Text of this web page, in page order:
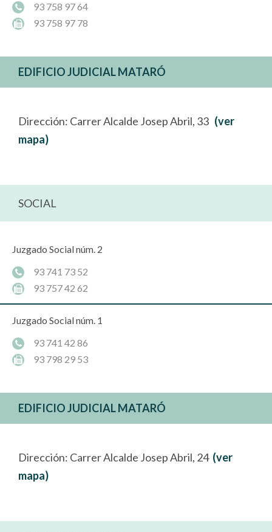
93 758 97 64
93 758 97 78
EDIFICIO JUDICIAL MATARÓ
Dirección: Carrer Alcalde Josep Abril, 33 (ver
mapa)
SOCIAL
Juzgado Social núm. 2
93 741 73 52
93 757 42 62
Juzgado Social núm. 1
93 741 42 86
93 798 29 53
EDIFICIO JUDICIAL MATARÓ
Dirección: Carrer Alcalde Josep Abril, 24 (ver
mapa)